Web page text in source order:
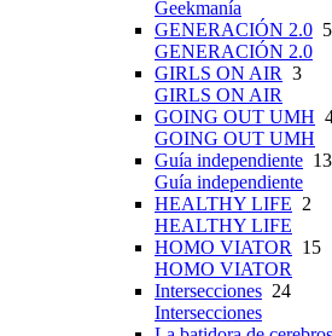
Geekmanía
GENERACIÓN 2.0 5
GENERACIÓN 2.0
GIRLS ON AIR 3
GIRLS ON AIR
GOING OUT UMH
GOING OUT UMH
Guía independiente 13
Guía independiente
HEALTHY LIFE 2
HEALTHY LIFE
HOMO VIATOR
15
HOMO VIATOR
Intersecciones 24
Intersecciones